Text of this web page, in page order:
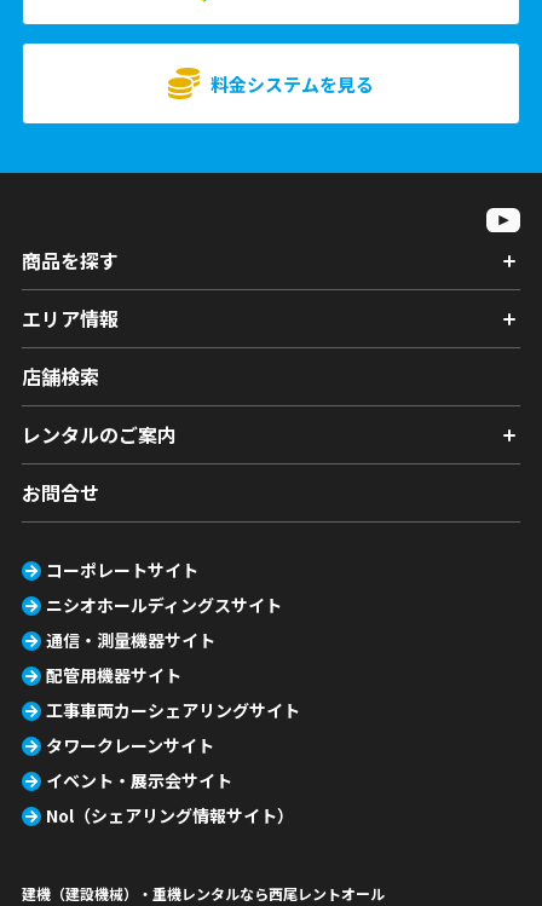
料金システムを見る
商品を探す
エリア情報
店舗検索
レンタルのご案内
お問合せ
コーポレートサイト
ニシオホールディングスサイト
通信・測量機器サイト
配管用機器サイト
工事車両カーシェアリングサイト
タワークレーンサイト
イベント・展示会サイト
Nol（シェアリング情報サイト）
建機（建設機械）・重機レンタルなら西尾レントオール